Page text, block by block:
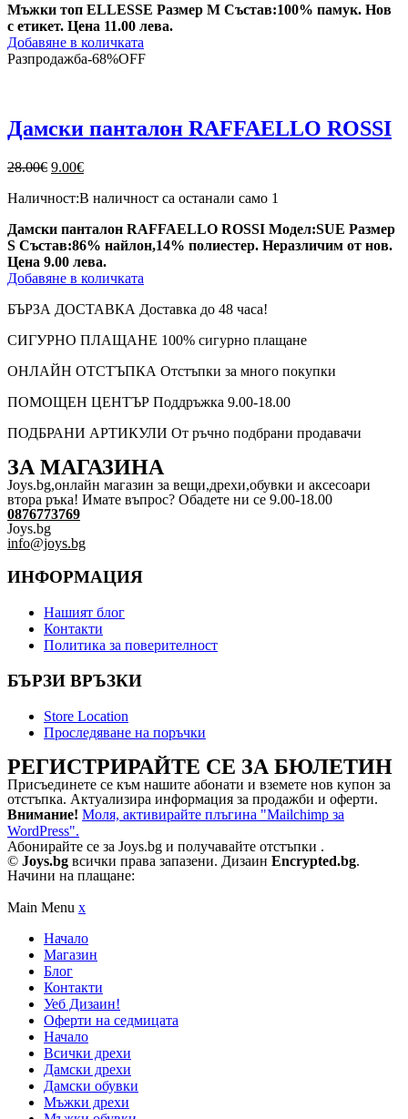
Мъжки топ ELLESSE Размер М Състав:100% памук. Нов
с етикет. Цена 11.00 лева.
Добавяне в количката
Разпродажба-68%OFF
Дамски панталон RAFFAELLO ROSSI
28.00€ Original
was:
9.00€Текущата
е:
Наличност:В наличност са останали само 1
Дамски панталон RAFFAELLO ROSSI Модел:SUE Размер
S Състав:86% найлон,14% полиестер. Неразличим от нов.
Цена 9.00 лева.
Добавяне в количката
БЪРЗА ДОСТАВКА Доставка до 48 часа!
СИГУРНО ПЛАЩАНЕ 100% сигурно плащане
ОНЛАЙН ОТСТЪПКА Отстъпки за много покупки
ПОМОЩЕН ЦЕНТЪР Поддръжка 9.00-18.00
ПОДБРАНИ АРТИКУЛИ От ръчно подбрани продавачи
ЗА МАГАЗИНА
Joys.bg,oнлайн магазин за вещи,дрехи,обувки и аксесоари
втора ръка! Имате въпрос? Обадете ни се 9.00-18.00
0876773769
Joys.bg
info@joys.bg
ИНФОРМАЦИЯ
Нашият блог
Контакти
Политика за поверителност
БЪРЗИ ВРЪЗКИ
Store Location
Проследяване на поръчки
РЕГИСТРИРАЙТЕ СЕ ЗА БЮЛЕТИН
Присъединете се към нашите абонати и вземете нов купон за
отстъпка. Актуализира информация за продажби и оферти.
Внимание! Моля, активирайте плъгина "Mailchimp за
WordPress".
Абонирайте се за Joys.bg и получавайте отстъпки .
© Joys.bg всички права запазени. Дизаин Encrypted.bg.
Начини на плащане:
Main Menu x
Начало
Магазин
Блог
Контакти
Уеб Дизаин!
Оферти на седмицата
Начало
Всички дрехи
Дамски дрехи
Дамски обувки
Мъжки дрехи